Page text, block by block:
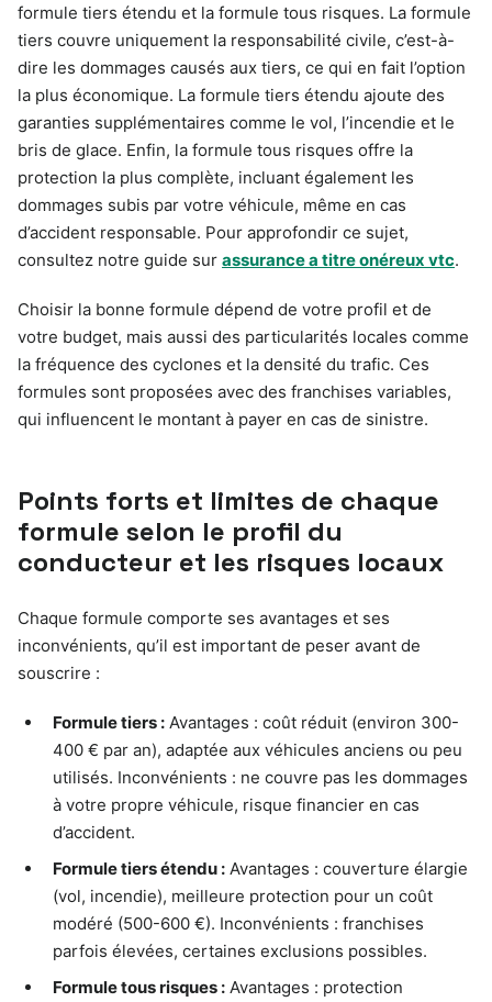
formule tiers étendu et la formule tous risques. La formule
tiers couvre uniquement la responsabilité civile, c’est-à-
dire les dommages causés aux tiers, ce qui en fait l’option
la plus économique. La formule tiers étendu ajoute des
garanties supplémentaires comme le vol, l’incendie et le
bris de glace. Enfin, la formule tous risques offre la
protection la plus complète, incluant également les
dommages subis par votre véhicule, même en cas
d’accident responsable. Pour approfondir ce sujet,
consultez notre guide sur assurance a titre onéreux vtc.
Choisir la bonne formule dépend de votre profil et de
votre budget, mais aussi des particularités locales comme
la fréquence des cyclones et la densité du trafic. Ces
formules sont proposées avec des franchises variables,
qui influencent le montant à payer en cas de sinistre.
Points forts et limites de chaque
formule selon le profil du
conducteur et les risques locaux
Chaque formule comporte ses avantages et ses
inconvénients, qu’il est important de peser avant de
souscrire :
Formule tiers : Avantages : coût réduit (environ 300-
400 € par an), adaptée aux véhicules anciens ou peu
utilisés. Inconvénients : ne couvre pas les dommages
à votre propre véhicule, risque financier en cas
d’accident.
Formule tiers étendu : Avantages : couverture élargie
(vol, incendie), meilleure protection pour un coût
modéré (500-600 €). Inconvénients : franchises
parfois élevées, certaines exclusions possibles.
Formule tous risques : Avantages : protection